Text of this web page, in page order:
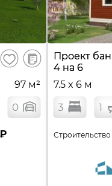
Сохранить
В
сравнение
97 м²
0
Проект
4 на 6
7.5 x 6 м
3 1